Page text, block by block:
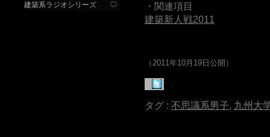
・関連項目
建築新人戦2011
（2011年10月19日公開）
タグ :不思議系男子,九州大
建築系ラジオシリーズ